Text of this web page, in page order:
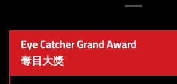
Eye Catcher Grand Award
奪目大獎